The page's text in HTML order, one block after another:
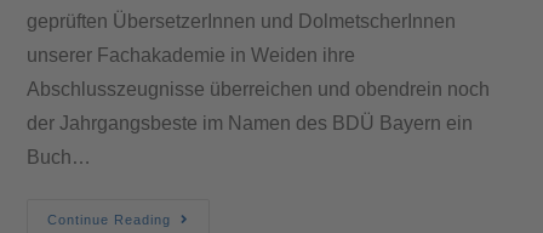
geprüften ÜbersetzerInnen und DolmetscherInnen
unserer Fachakademie in Weiden ihre
Abschlusszeugnisse überreichen und obendrein noch
der Jahrgangsbeste im Namen des BDÜ Bayern ein
Buch…
Continue Reading